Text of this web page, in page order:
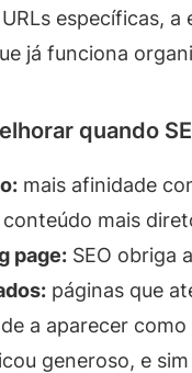
específicas,
já funciona
quando
mais afinidade
conteúdo mais
page: SEO obriga
páginas que
a aparecer
generoso, e